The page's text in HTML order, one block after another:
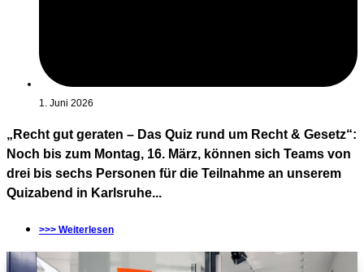
1. Juni 2026
„Recht gut geraten – Das Quiz rund um Recht & Gesetz“:
Noch bis zum Montag, 16. März, können sich Teams von
drei bis sechs Personen für die Teilnahme an unserem
Quizabend in Karlsruhe...
>>> Weiterlesen